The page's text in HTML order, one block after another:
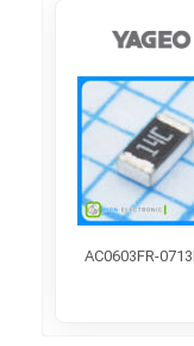
AC0603FR-